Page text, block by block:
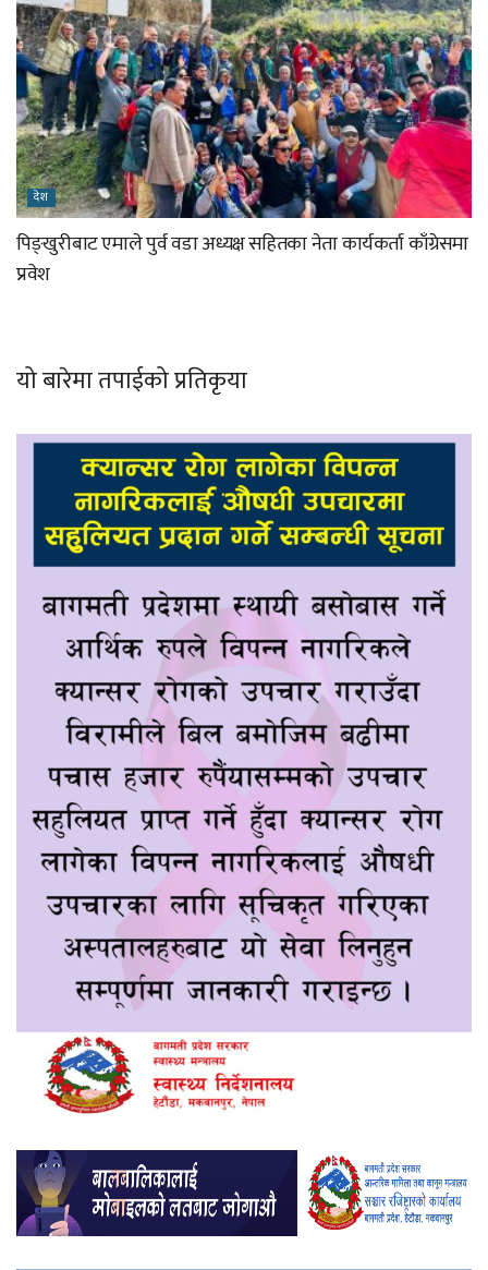
देश
पिङ्खुरीबाट एमाले पुर्व वडा अध्यक्ष सहितका नेता कार्यकर्ता काँग्रेसमा
प्रवेश
यो बारेमा तपाईको प्रतिकृया